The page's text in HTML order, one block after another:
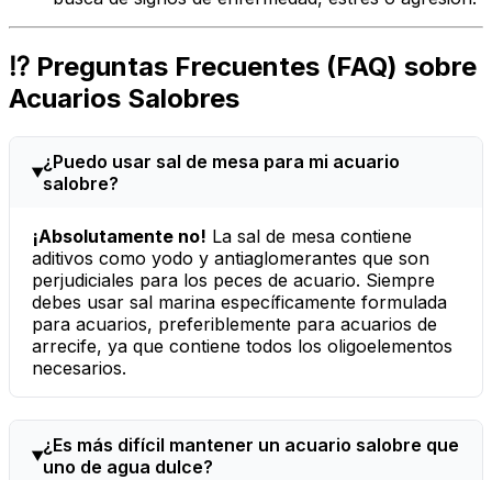
⁉️ Preguntas Frecuentes (FAQ) sobre
Acuarios Salobres
¿Puedo usar sal de mesa para mi acuario
salobre?
¡Absolutamente no! La sal de mesa contiene
aditivos como yodo y antiaglomerantes que son
perjudiciales para los peces de acuario. Siempre
debes usar sal marina específicamente formulada
para acuarios, preferiblemente para acuarios de
arrecife, ya que contiene todos los oligoelementos
necesarios.
¿Es más difícil mantener un acuario salobre que
uno de agua dulce?